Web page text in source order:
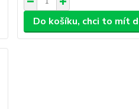
Do košíku, chci to mít